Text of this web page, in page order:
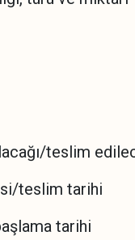
idari
başlama